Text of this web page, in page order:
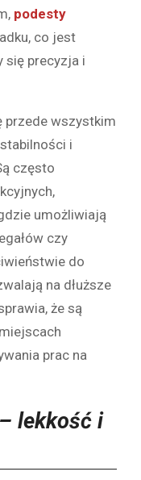
podesty
co jest
się precyzja i
przede wszystkim
i
często
umożliwiają
czy
do
na dłuższe
że są
prac na
lekkość i